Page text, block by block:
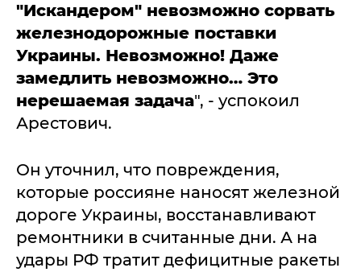
"Искандером" невозможно сорвать
железнодорожные поставки
Украины. Невозможно! Даже
замедлить невозможно… Это
нерешаемая задача", - успокоил
Арестович.
Он уточнил, что повреждения,
которые россияне наносят железной
дороге Украины, восстанавливают
ремонтники в считанные дни. А на
удары РФ тратит дефицитные ракеты